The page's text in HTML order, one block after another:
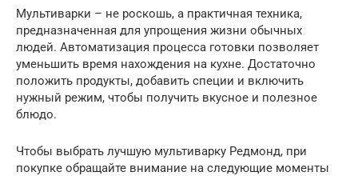
Мультиварки – не роскошь, а практичная техника,
предназначенная для упрощения жизни обычных
людей. Автоматизация процесса готовки позволяет
уменьшить время нахождения на кухне. Достаточно
положить продукты, добавить специи и включить
нужный режим, чтобы получить вкусное и полезное
блюдо.
Чтобы выбрать лучшую мультиварку Редмонд, при
покупке обращайте внимание на следующие моменты